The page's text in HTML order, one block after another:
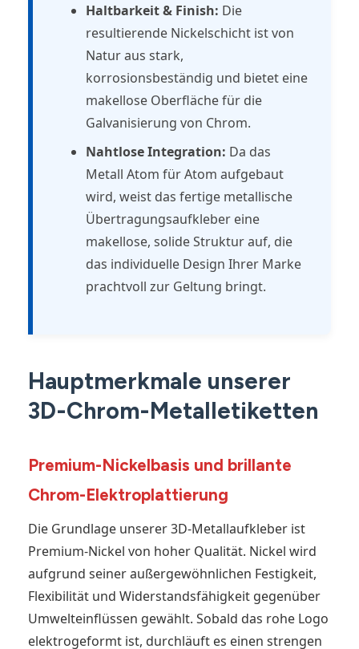
Haltbarkeit & Finish: Die
resultierende Nickelschicht ist von
Natur aus stark,
korrosionsbeständig und bietet eine
makellose Oberfläche für die
Galvanisierung von Chrom.
Nahtlose Integration: Da das
Metall Atom für Atom aufgebaut
wird, weist das fertige metallische
Übertragungsaufkleber eine
makellose, solide Struktur auf, die
das individuelle Design Ihrer Marke
prachtvoll zur Geltung bringt.
Hauptmerkmale unserer
3D-Chrom-Metalletiketten
Premium-Nickelbasis und brillante
Chrom-Elektroplattierung
Die Grundlage unserer 3D-Metallaufkleber ist
Premium-Nickel von hoher Qualität. Nickel wird
aufgrund seiner außergewöhnlichen Festigkeit,
Flexibilität und Widerstandsfähigkeit gegenüber
Umwelteinflüssen gewählt. Sobald das rohe Logo
elektrogeformt ist, durchläuft es einen strengen